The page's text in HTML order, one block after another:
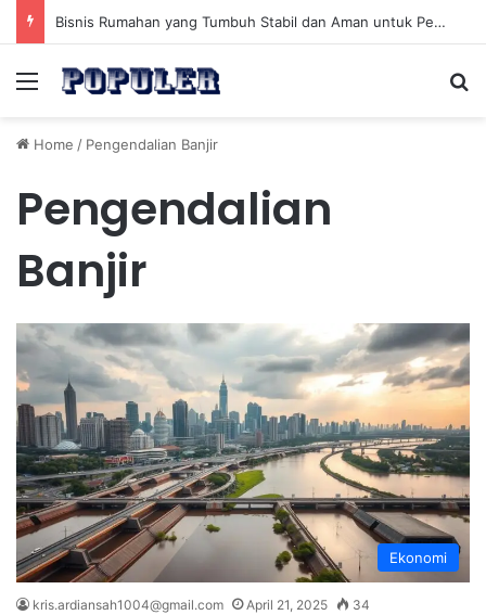
Bisnis Rumahan yang Tumbuh Stabil dan Aman untuk Pendapatan Jangka Panjang
Menu
Home / Pengendalian Banjir
Pengendalian
Banjir
Ekonomi
kris.ardiansah1004@gmail.com April 21, 2025 34